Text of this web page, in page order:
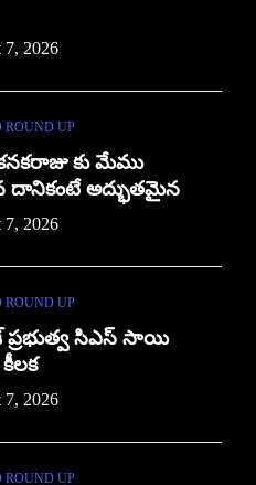
7, 2026
ROUND UP
కు మేము
అద్భుతమైన
7, 2026
ROUND UP
ప్రభుత్వ సిఎస్ సాయి
7, 2026
ROUND UP